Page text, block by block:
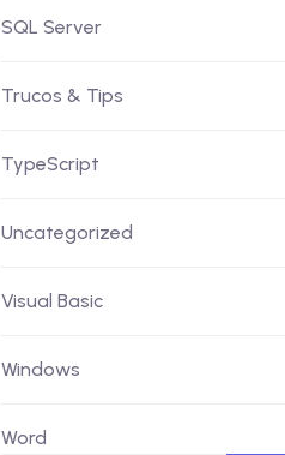
SQL Server
Trucos & Tips
TypeScript
Uncategorized
Visual Basic
Windows
Word